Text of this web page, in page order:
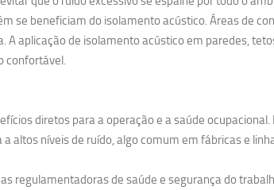
se beneficiam do isolamento acústico. Áreas de
aplicação de isolamento acústico em paredes,
confortável.
diretos para a operação e a saúde
altos níveis de ruído, algo comum em fábricas e
regulamentadoras de saúde e segurança do